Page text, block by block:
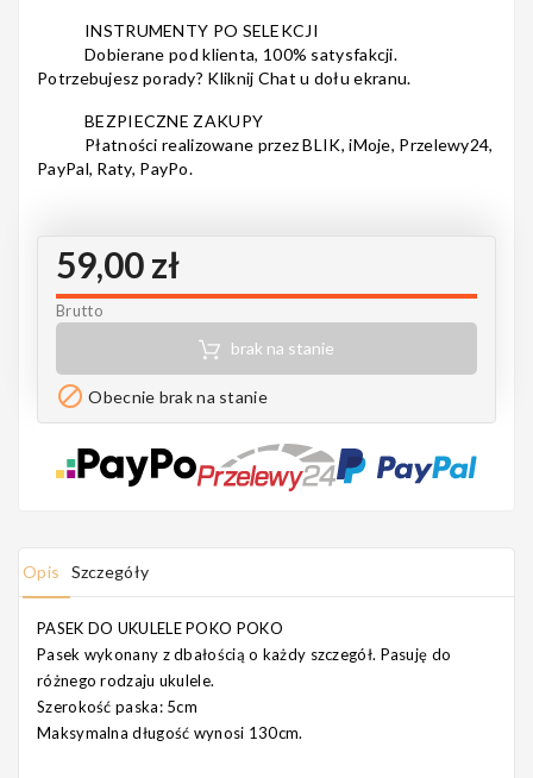
Kursy/Szkolenia
Prezenty
Notes
MAHILELE
Usługi
INSTRUMENTY PO SELEKCJI
Dobierane pod klienta, 100% satysfakcji.
Potrzebujesz porady? Kliknij Chat u dołu ekranu.
BEZPIECZNE ZAKUPY
Płatności realizowane przez BLIK, iMoje, Przelewy24,
PayPal, Raty, PayPo.
59,00 zł
Brutto
brak na stanie
 Obecnie brak na stanie
Opis Szczegóły
PASEK DO UKULELE POKO POKO
Pasek wykonany z dbałością o każdy szczegół. Pasuję do
różnego rodzaju ukulele.
Szerokość paska: 5cm
Maksymalna długość wynosi 130cm.